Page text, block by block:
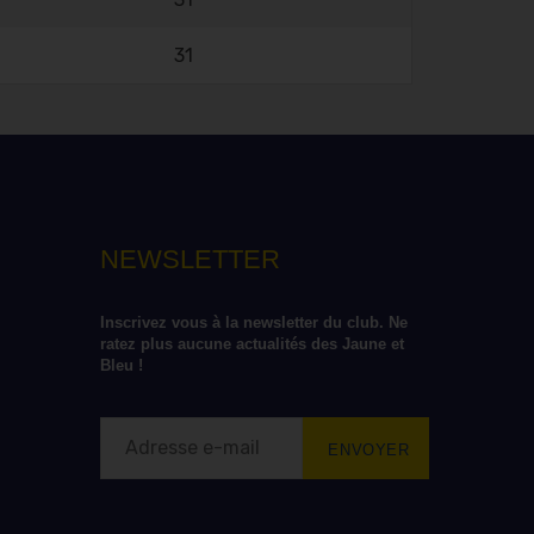
31
NEWSLETTER
Inscrivez vous à la newsletter du club. Ne
ratez plus aucune actualités des Jaune et
Bleu !